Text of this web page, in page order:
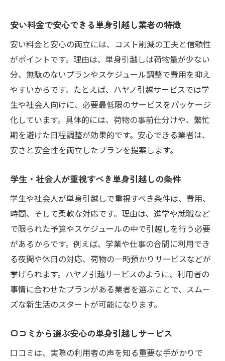
安い料金で安心できる単身引越し業者の特徴
安い料金と安心の両立には、コスト削減の工夫と信頼性
がポイントです。理由は、単身引越しは荷物量が少ない
分、無駄のないプランやスケジュール調整で費用を抑え
やすいからです。たとえば、ハヤノ引越サービスでは学
生や社会人向けに、必要最低限のサービスをパッケージ
化しています。具体的には、荷物の事前仕分けや、繁忙
期を避けた日程調整が効果的です。安心できる業者は、
安さと安全性を両立したプランを提案します。
学生・社会人が重視すべき単身引越しの条件
学生や社会人が単身引越しで重視すべき条件は、費用、
時間、そして柔軟な対応です。理由は、進学や就職など
で限られた予算やスケジュールの中で引越しを行う必要
があるからです。例えば、学業や仕事の合間に利用でき
る夜間や休日の対応、荷物の一時預かりサービスなどが
挙げられます。ハヤノ引越サービスのように、利用者の
事情に合わせたプランがある業者を選ぶことで、スムー
ズな新生活のスタートが可能になります。
口コミから選ぶ安心の単身引越しサービス
口コミは、実際の利用者の声を知る重要な手がかりで